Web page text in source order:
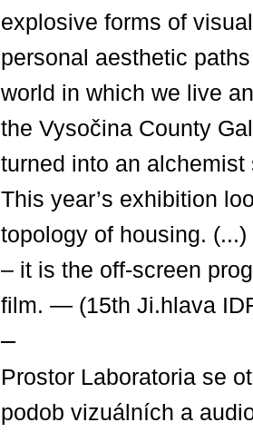
explosive forms of
personal aesthetic
world in which we live
the Vysočina County
turned into an
This year’s exhibition
topology of housing.
– it is the off-screen
film. — (15th Ji.hlava
–
Prostor Laboratoria se
podob vizuálních a